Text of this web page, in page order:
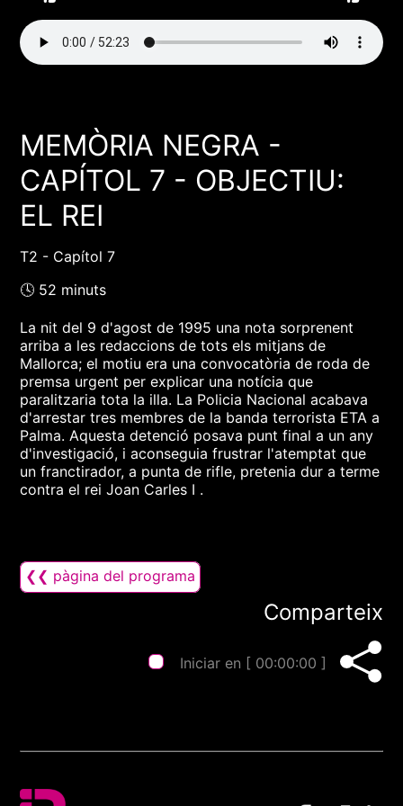
MEMÒRIA NEGRA -
CAPÍTOL 7 - OBJECTIU:
EL REI
T2 - Capítol 7
🕓 52 minuts
La nit del 9 d'agost de 1995 una nota sorprenent
arriba a les redaccions de tots els mitjans de
Mallorca; el motiu era una convocatòria de roda de
premsa urgent per explicar una notícia que
paralitzaria tota la illa. La Policia Nacional acabava
d'arrestar tres membres de la banda terrorista ETA a
Palma. Aquesta detenció posava punt final a un any
d'investigació, i aconseguia frustrar l'atemptat que
un franctirador, a punta de rifle, pretenia dur a terme
contra el rei Joan Carles I .
❮❮ pàgina del programa
Comparteix
Iniciar en [ 00:00:00 ]